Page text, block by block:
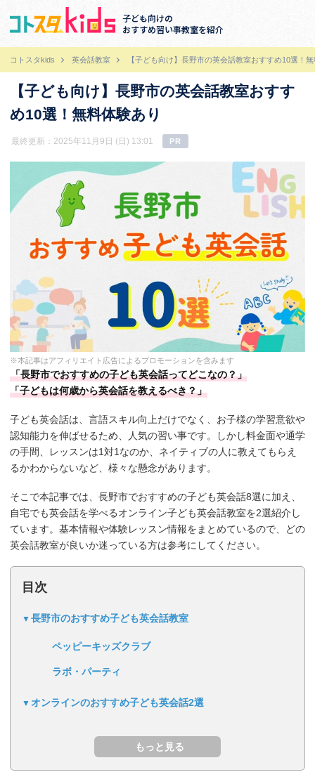
子ども向けの
おすすめ習い事教室を紹介
コトスタkids 英会話教室 【子ども向け】長野市の英会話教室おすすめ10選！
【子ども向け】長野市の英会話教室おすす
め10選！無料体験あり
最終更新：2025年11月9日 (日) 13:01 PR
※本記事はアフィリエイト広告によるプロモーションを含みます
「長野市でおすすめの子ども英会話ってどこなの？」
「子どもは何歳から英会話を教えるべき？」
子ども英会話は、言語スキル向上だけでなく、お子様の学習意欲や
認知能力を伸ばせるため、人気の習い事です。しかし料金面や通学
の手間、レッスンは1対1なのか、ネイティブの人に教えてもらえ
るかわからないなど、様々な懸念があります。
そこで本記事では、長野市でおすすめの子ども英会話8選に加え、
自宅でも英会話を学べるオンライン子ども英会話教室を2選紹介し
ています。基本情報や体験レッスン情報をまとめているので、どの
英会話教室が良いか迷っている方は参考にしてください。
目次
長野市のおすすめ子ども英会話教室
ペッピーキッズクラブ
ラボ・パーティ
オンラインのおすすめ子ども英会話2選